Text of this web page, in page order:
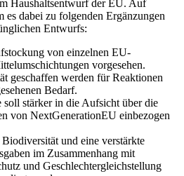
Haushaltsentwurf der EU. Auf
es dabei zu folgenden Ergänzungen
Entwurfs:
von einzelnen EU-
vorgesehen.
geschaffen werden für Reaktionen
Bedarf.
soll stärker in die Aufsicht über die
von NextGenerationEU einbezogen
und eine verstärkte
im Zusammenhang mit
und Geschlechtergleichstellung